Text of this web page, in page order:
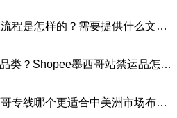
巴西双清海运的清关流程是怎样的？需要提供什么文件？
美转墨3PF能走哪些品类？Shopee墨西哥站禁运品怎么处理？
危地马拉专线和墨西哥专线哪个更适合中美洲市场布局？